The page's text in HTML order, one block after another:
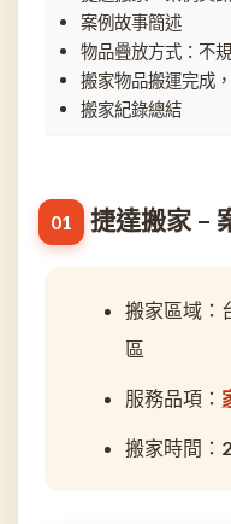
案例故事簡述
物品疊放方式：不
搬家物品搬運完成
搬家紀錄總結
捷達搬家 –
搬家區域：
區
服務品項：
搬家時間：